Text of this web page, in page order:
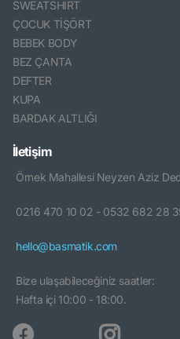
SWEATSHIRT
ÇOCUK TİŞÖRT
BEBEK BODY
BEZ ÇANTA
DEFTER
KUPA
BARDAK ALTLIĞI
İletişim
Örnek Mahallesi Neyzen Aziz
0216 470 10 02 - 0532 682 28
hello@basmatik.com
Bize ulaşabileceğiniz saatler:
Hafta içi 10:00 - 18:00.